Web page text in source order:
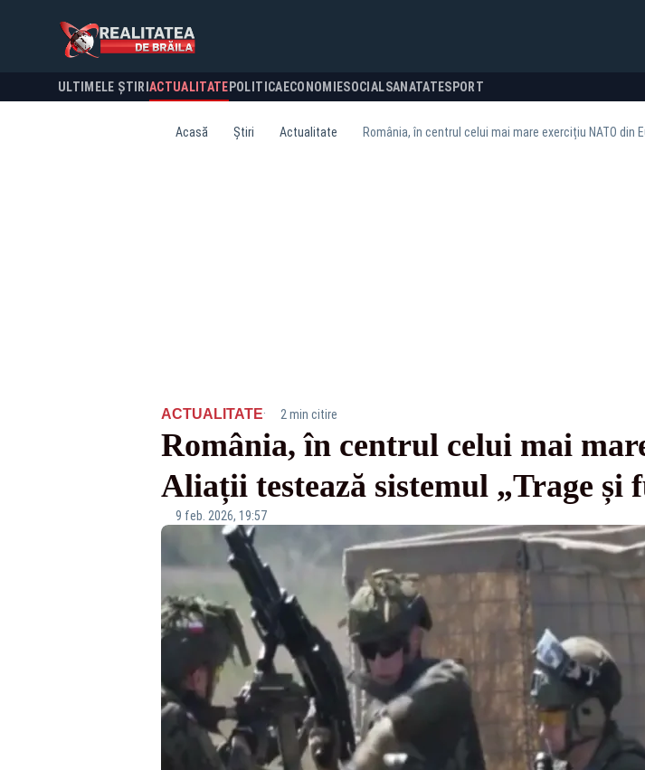
ULTIMELE ȘTIRI ACTUALITATE POLITICA ECONOMIESOCIALSANATATESPORT
Acasă Știri Actualitate România, în centrul celui mai mare exercițiu NATO
ACTUALITATE· 2 min citire
România, în centrul celui mai
Aliații testează sistemul „Trage și
9 feb. 2026, 19:57